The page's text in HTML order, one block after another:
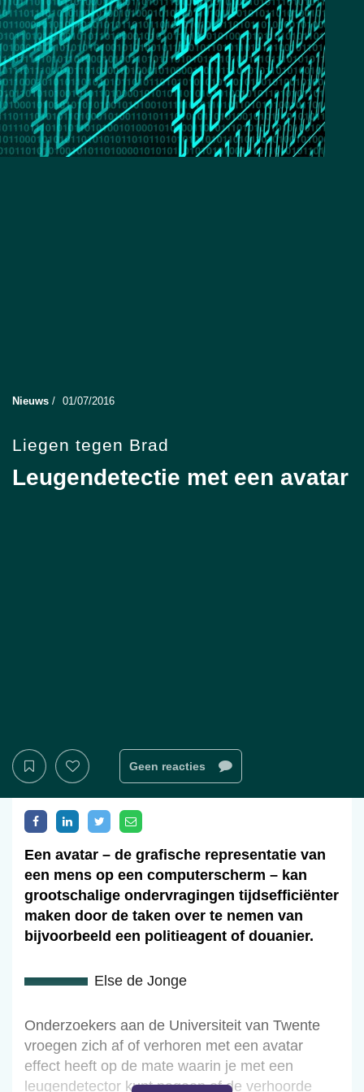
Nieuws / 01/07/2016
Liegen tegen Brad
Leugendetectie met een avatar
Geen reacties
Een avatar – de grafische representatie van
een mens op een computerscherm – kan
grootschalige ­ondervragingen tijdsefficiënter
maken door de taken over te nemen van
bijvoorbeeld een politieagent of douanier.
Else de Jonge
Onderzoekers aan de Universiteit van Twente
vroegen zich af of verhoren met een avatar
effect heeft op de mate waarin je met een
leugendetector kunt nagaan of de verhoorde